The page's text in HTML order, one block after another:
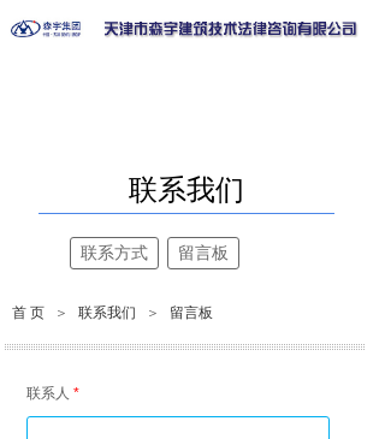
联系我们
联系方式 留言板
首 页 ＞ 联系我们 ＞ 留言板
联系人 *